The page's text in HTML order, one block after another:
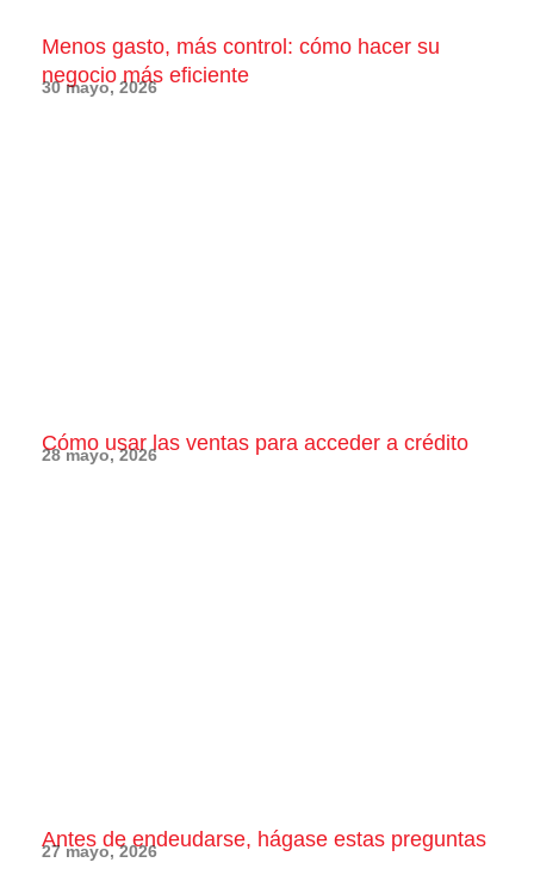
Menos gasto, más control: cómo hacer su
negocio más eficiente
30 mayo, 2026
Cómo usar las ventas para acceder a crédito
28 mayo, 2026
Antes de endeudarse, hágase estas preguntas
27 mayo, 2026